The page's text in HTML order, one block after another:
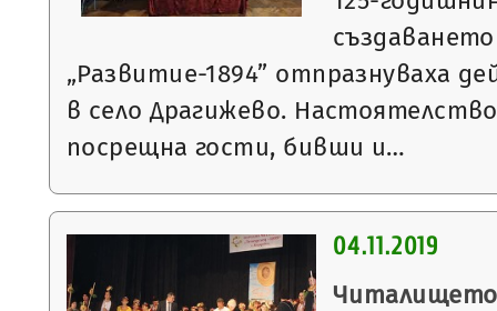
„Развитие-1894” отпразнуваха
в село Драгижево.
посрещна гости, бивши и…
04.11.2019
Читалищeто